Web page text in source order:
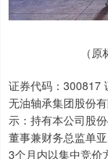
（
证券代码：300817
无油轴承集团股份
示：持有本公司股
董事兼财务总监单
3个月内以集中竞价